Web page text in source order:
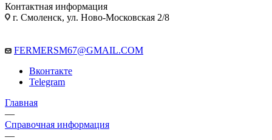
Контактная информация
г. Смоленск, ул. Ново-Московская 2/8
FERMERSM67@GMAIL.COM
Вконтакте
Telegram
Главная
—
Справочная информация
—